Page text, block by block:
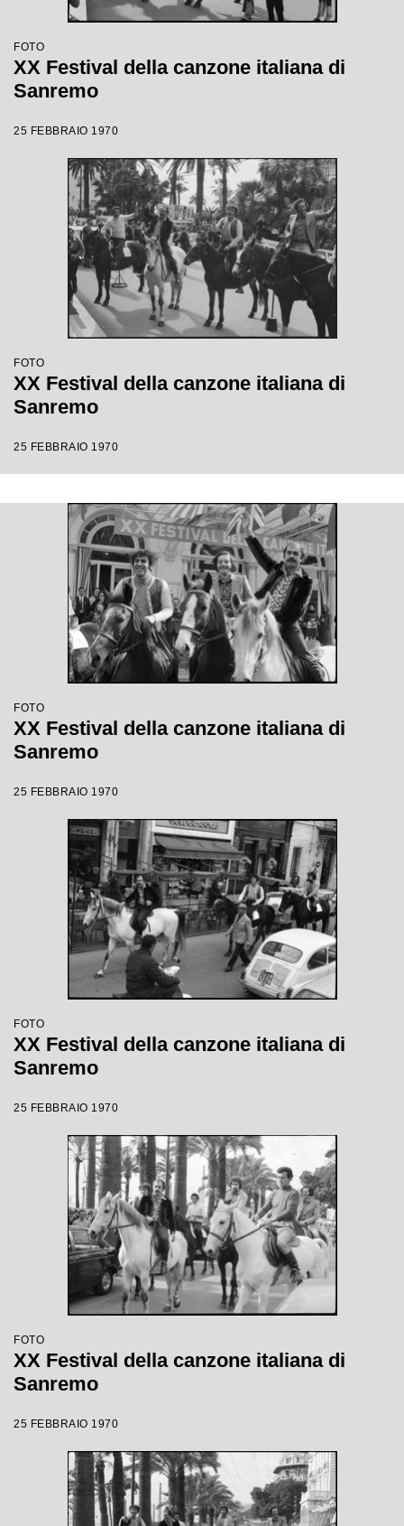
FOTO
XX Festival della canzone italiana di
Sanremo
25 FEBBRAIO 1970
FOTO
XX Festival della canzone italiana di
Sanremo
25 FEBBRAIO 1970
FOTO
XX Festival della canzone italiana di
Sanremo
25 FEBBRAIO 1970
FOTO
XX Festival della canzone italiana di
Sanremo
25 FEBBRAIO 1970
FOTO
XX Festival della canzone italiana di
Sanremo
25 FEBBRAIO 1970